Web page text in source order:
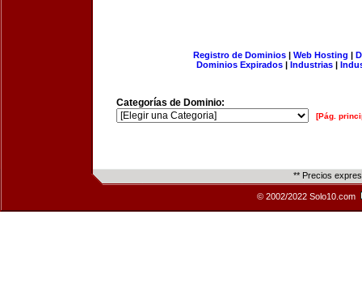
Registro de Dominios| Web Hosting |
Dominios Expirados | Industrias |
Categorías de Dominio:
[Pág.
** Precios
© 2002/2022 Solo10.com